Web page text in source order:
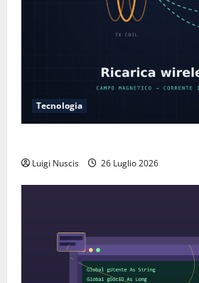
Tecnologia
Luigi Nuscis 26 Luglio 2026